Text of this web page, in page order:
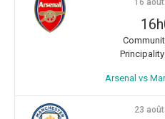
Arsenal vs
23